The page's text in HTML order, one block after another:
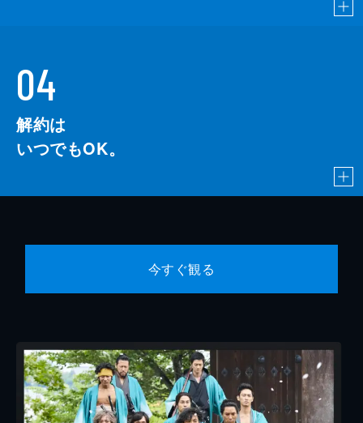
04
解約は
いつでもOK。
今すぐ観る